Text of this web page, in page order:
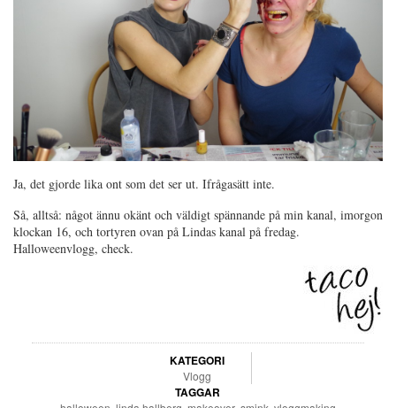
Ja, det gjorde lika ont som det ser ut. Ifrågasätt inte.
Så, alltså: något ännu okänt och väldigt spännande på min kanal, imorgon
klockan 16, och tortyren ovan på Lindas kanal på fredag.
Halloweenvlogg, check.
KATEGORI
Vlogg
TAGGAR